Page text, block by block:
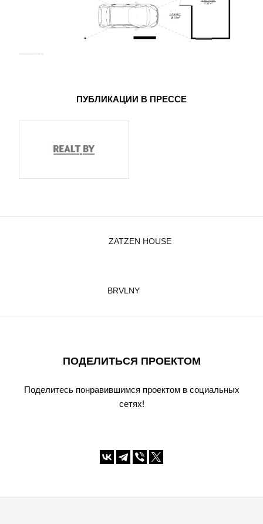
ПУБЛИКАЦИИ В ПРЕССЕ
ZATZEN HOUSE
BRVLNY
ПОДЕЛИТЬСЯ ПРОЕКТОМ
Поделитесь понравившимся проектом в социальных
сетях!